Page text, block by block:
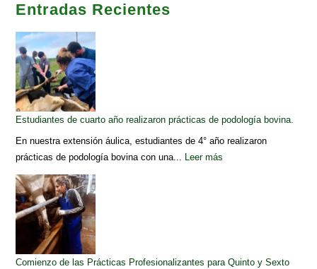
Entradas Recientes
Estudiantes de cuarto año realizaron prácticas de podología bovina.
En nuestra extensión áulica, estudiantes de 4° año realizaron
prácticas de podología bovina con una... Leer más
Comienzo de las Prácticas Profesionalizantes para Quinto y Sexto